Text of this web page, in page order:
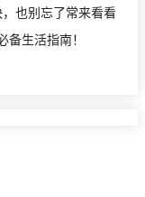
也别忘了常来看看
生活指南！